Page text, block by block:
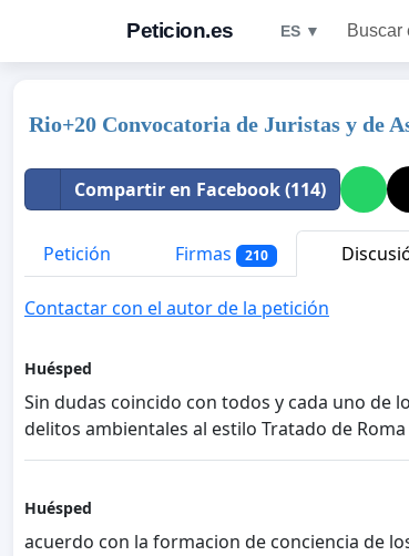
Peticion.es ES ▼ Buscar
Rio+20 Convocatoria de Juristas y de
Compartir en Facebook (114)
Petición Firmas 210
Contactar con el autor de la petición
Huésped
Sin dudas coincido con todos y cada uno de
delitos ambientales al estilo Tratado de
Huésped
acuerdo con la formacion de conciencia de